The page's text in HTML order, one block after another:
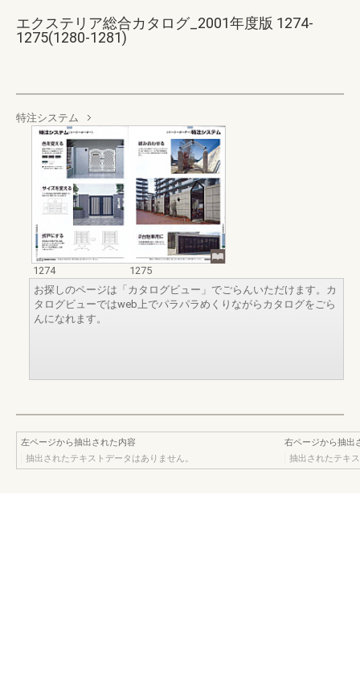
エクステリア総合カタログ_2001年度版 1274-
1275(1280-1281)
特注システム
1274
1275
お探しのページは「カタログビュー」でごらんいただけます。カ
タログビューではweb上でパラパラめくりながらカタログをごら
んになれます。
左ページから抽出された内容
抽出されたテキストデータはありません。
右ページから抽出
抽出されたテキ